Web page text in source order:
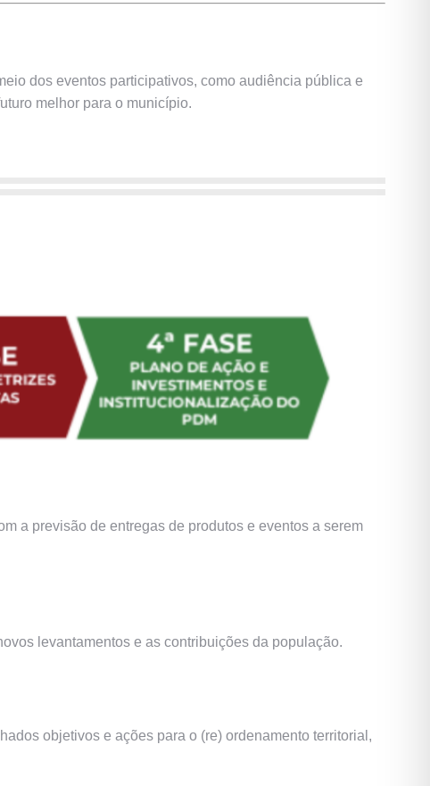
dos eventos participativos, como audiência pública e
melhor para o município.
a previsão de entregas de produtos e eventos a serem
levantamentos e as contribuições da população.
objetivos e ações para o (re) ordenamento territorial,